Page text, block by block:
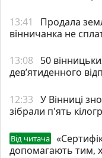
13:41
Продала
вінничанка не
13:08
50
дев’ятиденного
12:33 У Вінниці
зібрали п'ять
Від читача
допомагають тим,